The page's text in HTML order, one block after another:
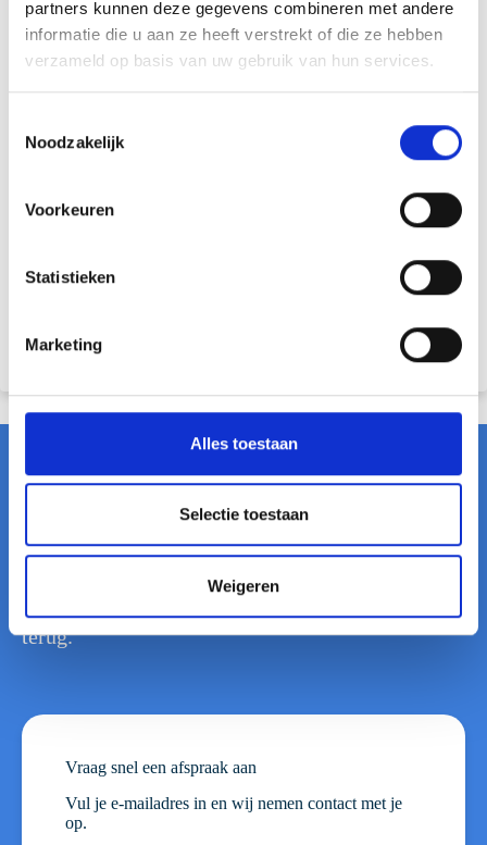
partners kunnen deze gegevens combineren met andere
informatie die u aan ze heeft verstrekt of die ze hebben
verzameld op basis van uw gebruik van hun services.
Noodzakelijk
Voorkeuren
Statistieken
Marketing
Alles toestaan
Selectie toestaan
Weigeren
Meer informatie
SAB-profiel biedt verschillende coatings en kleuren aan.
Bekijk onze producten en kies je gewenste kleur!
Brochure downloaden
Vraag vrijblijvend een bezoekafspraak aan.
Vul het formulier in en we komen snel bij je erop
terug.
Vraag snel een afspraak aan
Vul je e-mailadres in en wij nemen contact met je
op.